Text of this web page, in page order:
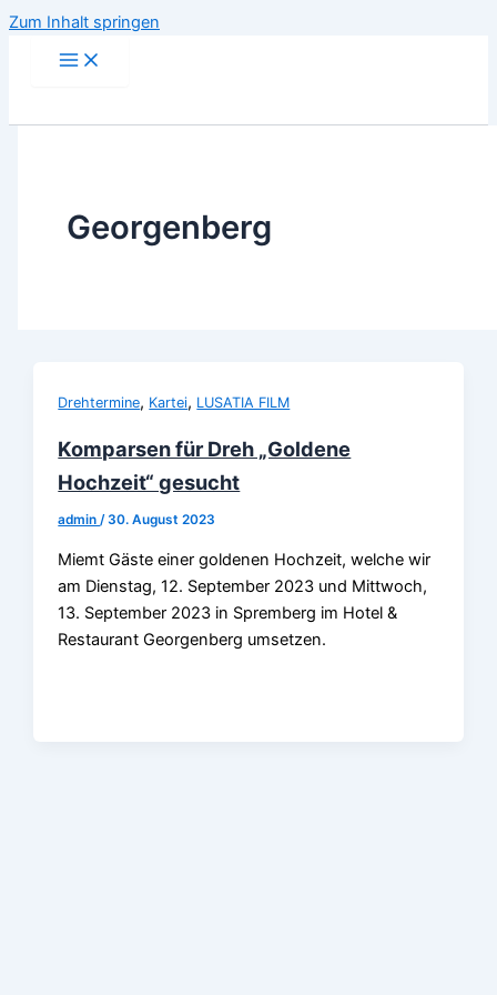
Zum Inhalt springen
Georgenberg
Drehtermine, Kartei, LUSATIA FILM
Komparsen für Dreh „Goldene
Hochzeit“ gesucht
admin/30. August 2023
Miemt Gäste einer goldenen Hochzeit, welche wir
am Dienstag, 12. September 2023 und Mittwoch,
13. September 2023 in Spremberg im Hotel &
Restaurant Georgenberg umsetzen.